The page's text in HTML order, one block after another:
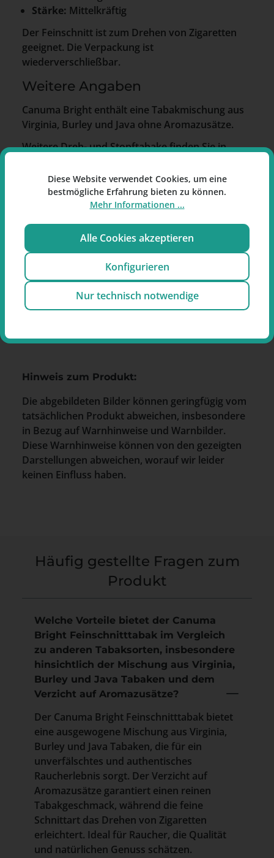
Stärke: Mittelkräftig
Der Feinschnitt ist zum Drehen von Zigaretten
geeignet. Die Verpackung ist
wiederverschließbar.
Weitere Angaben
Canuma Bright enthält eine Tabakmischung aus
Virginia, Burley und Java ohne Aromazusätze.
Weitere Dreh- und Stopftabake finden Sie in
Hersteller
Reemtsma Cigarettenfabrik GmbH
Behringstraße 122A
22763 Hamburg
Deutschland
Hinweis zum Produkt:
Die abgebildeten Bilder können geringfügig vom
tatsächlichen Produkt abweichen, insbesondere
in Bezug auf Warnhinweise und Warnbilder.
Diese Warnhinweise können von den gezeigten
Darstellungen abweichen, worauf wir leider
keinen Einfluss haben.
Häufig gestellte Fragen zum
Produkt
Welche Vorteile bietet der Canuma
Bright Feinschnitttabak im Vergleich
zu anderen Tabaksorten, insbesondere
hinsichtlich der Mischung aus Virginia,
Burley und Java Tabaken und dem
Verzicht auf Aromazusätze?
Der Canuma Bright Feinschnitttabak bietet
eine ausgewogene Mischung aus Virginia,
Burley und Java Tabaken, die für ein
unverfälschtes und authentisches
Raucherlebnis sorgt. Der Verzicht auf
Aromazusätze garantiert einen reinen
Tabakgeschmack, während die feine
Schnittart das Drehen von Zigaretten
erleichtert. Ideal für Raucher, die Qualität
und natürlichen Genuss schätzen.
Diese Website verwendet Cookies, um eine
bestmögliche Erfahrung bieten zu können.
Mehr Informationen ...
Alle Cookies akzeptieren
Konfigurieren
Nur technisch notwendige